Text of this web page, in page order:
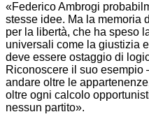
«Federico Ambrogi
stesse idee. Ma la memoria
per la libertà, che ha speso
universali come la giustizia
deve essere ostaggio di
Riconoscere il suo esempio
andare oltre le
oltre ogni calcolo
nessun partito».